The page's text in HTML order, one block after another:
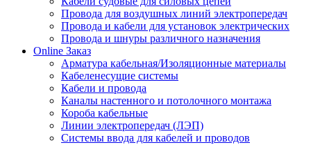
Провода для воздушных линий электропередач
Провода и кабели для установок электрических
Провода и шнуры различного назначения
Online Заказ
Арматура кабельная/Изоляционные материалы
Кабеленесущие системы
Кабели и провода
Каналы настенного и потолочного монтажа
Короба кабельные
Линии электропередач (ЛЭП)
Системы ввода для кабелей и проводов